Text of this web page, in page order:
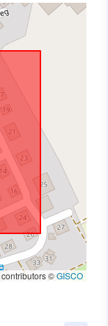
contributors ©GISCO